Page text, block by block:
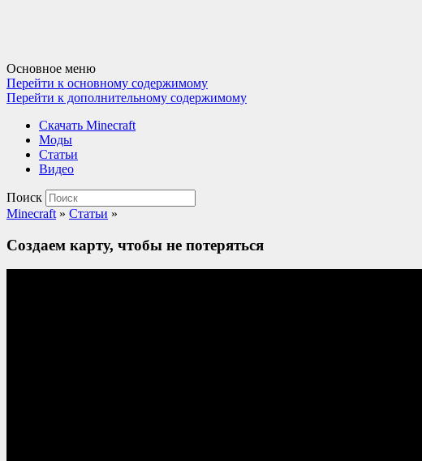
Основное меню
Перейти к основному содержимому
Перейти к дополнительному содержимому
Cкачать Minecraft
Моды
Статьи
Видео
Поиск
Minecraft » Статьи »
Создаем карту, чтобы не потеряться